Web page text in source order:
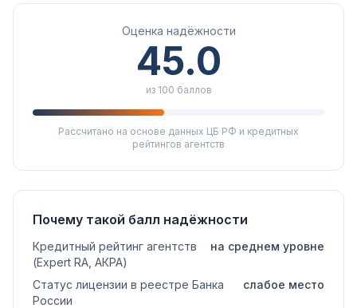
Оценка надёжности
45.0
из 100 баллов
Рассчитано на основе данных ЦБ РФ и кредитных
рейтингов агентств
Почему такой балл надёжности
Кредитный рейтинг агентств
(Expert RA, АКРА)
на среднем уровне
Статус лицензии в реестре Банка
России
слабое место